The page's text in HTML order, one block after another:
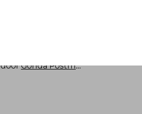
doorGonda Postma dRaadgever